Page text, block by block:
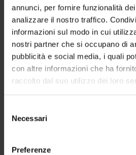
annunci, per fornire funzionalità
analizzare il nostro traffico.
informazioni sul modo in cui
nostri partner che si occupano di
pubblicità e social media, i quali
con altre informazioni che ha
raccolto dal suo utilizzo dei loro
delNecessari
Preferenze
HOTEL E RESIDENCE
PAGANELLA DOLOMITI